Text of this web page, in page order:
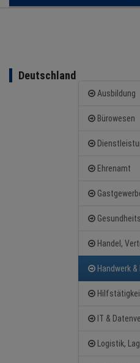
Deutschland
Ausbildung
Bürowesen
Ehrenamt
Handel,
Handwerk
IT &
Logistik,